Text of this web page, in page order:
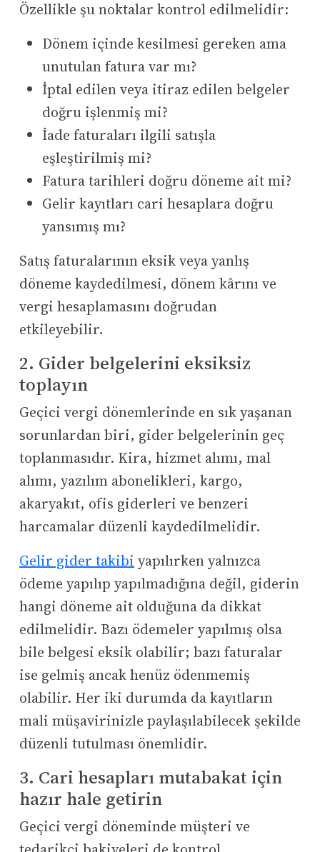
Özellikle şu noktalar kontrol edilmelidir:
Dönem içinde kesilmesi gereken ama
unutulan fatura var mı?
İptal edilen veya itiraz edilen belgeler
doğru işlenmiş mi?
İade faturaları ilgili satışla
eşleştirilmiş mi?
Fatura tarihleri doğru döneme ait mi?
Gelir kayıtları cari hesaplara doğru
yansımış mı?
Satış faturalarının eksik veya yanlış
döneme kaydedilmesi, dönem kârını ve
vergi hesaplamasını doğrudan
etkileyebilir.
2. Gider belgelerini eksiksiz
toplayın
Geçici vergi dönemlerinde en sık yaşanan
sorunlardan biri, gider belgelerinin geç
toplanmasıdır. Kira, hizmet alımı, mal
alımı, yazılım abonelikleri, kargo,
akaryakıt, ofis giderleri ve benzeri
harcamalar düzenli kaydedilmelidir.
Gelir gider takibi yapılırken yalnızca
ödeme yapılıp yapılmadığına değil, giderin
hangi döneme ait olduğuna da dikkat
edilmelidir. Bazı ödemeler yapılmış olsa
bile belgesi eksik olabilir; bazı faturalar
ise gelmiş ancak henüz ödenmemiş
olabilir. Her iki durumda da kayıtların
mali müşavirinizle paylaşılabilecek şekilde
düzenli tutulması önemlidir.
3. Cari hesapları mutabakat için
hazır hale getirin
Geçici vergi döneminde müşteri ve